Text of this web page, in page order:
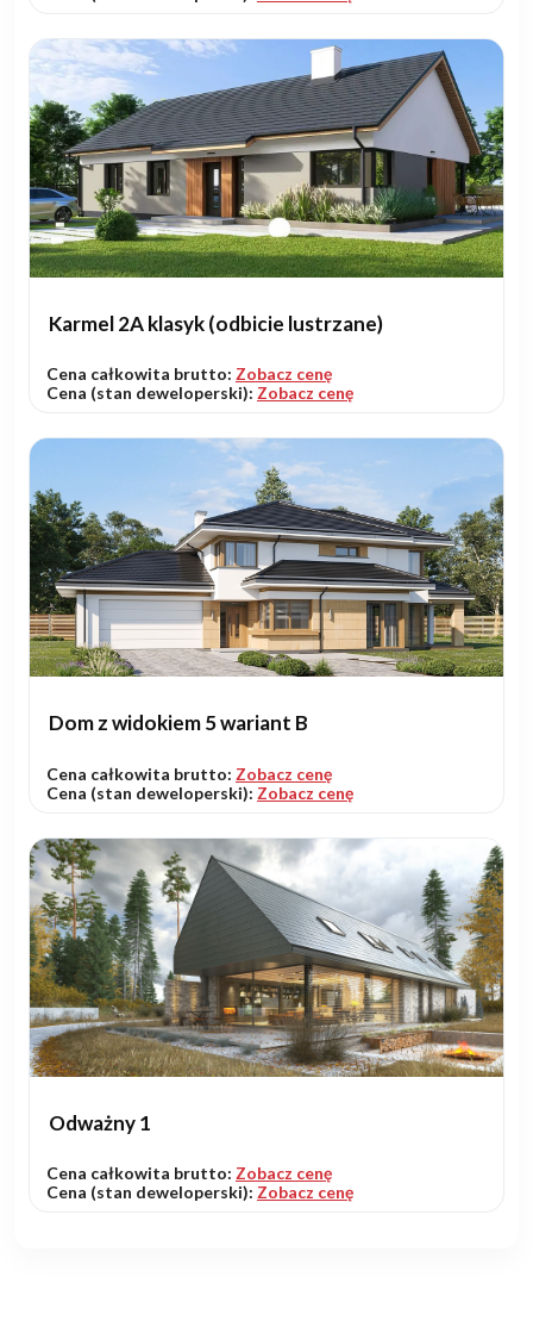
Karmel 2A klasyk (odbicie lustrzane)
Cena całkowita brutto: Zobacz cenę
Cena (stan deweloperski): Zobacz cenę
Dom z widokiem 5 wariant B
Cena całkowita brutto: Zobacz cenę
Cena (stan deweloperski): Zobacz cenę
Odważny 1
Cena całkowita brutto: Zobacz cenę
Cena (stan deweloperski): Zobacz cenę